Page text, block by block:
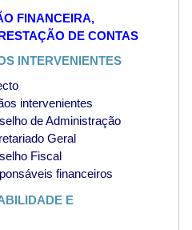
FINANCEIRA,
DE CONTAS
INTERVENIENTES
intervenientes
de Administração
Geral
Fiscal
financeiros
E